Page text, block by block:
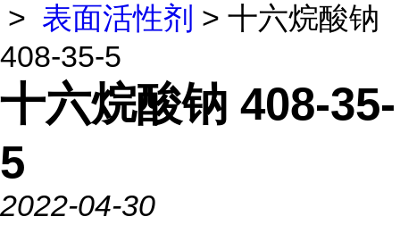
> 表面活性剂 > 十六烷酸钠
408-35-5
十六烷酸钠 408-35-
5
2022-04-30